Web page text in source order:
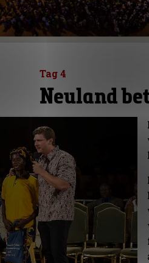
Tag 4
Neuland